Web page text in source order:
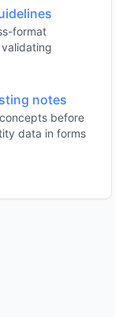
format
notes
before
data in forms